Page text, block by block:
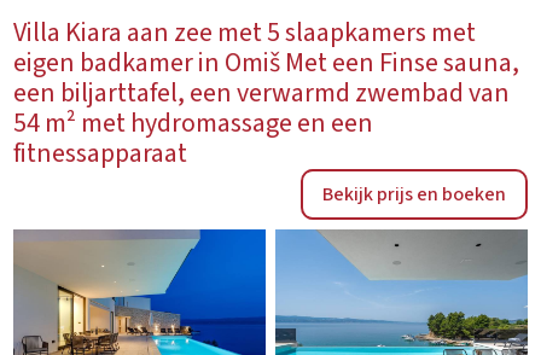
Villa Kiara aan zee met 5 slaapkamers met
eigen badkamer in Omiš Met een Finse sauna,
een biljarttafel, een verwarmd zwembad van
54 m² met hydromassage en een
fitnessapparaat
Bekijk prijs en boeken